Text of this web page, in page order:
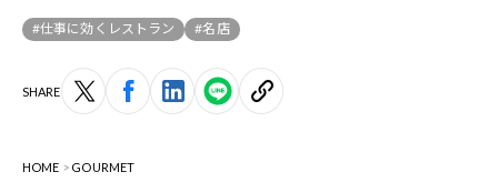
#仕事に効くレストラン #名店
SHARE
HOME
GOURMET